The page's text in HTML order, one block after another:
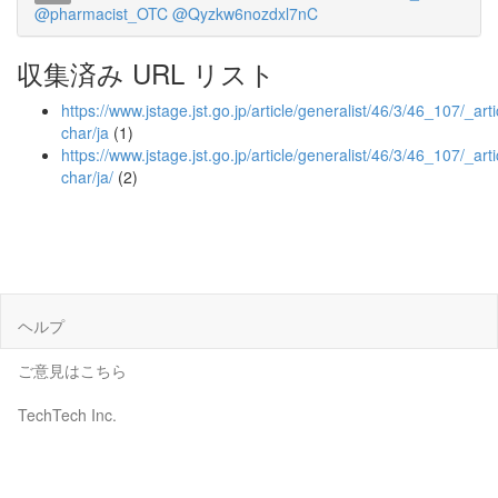
@pharmacist_OTC @Qyzkw6nozdxl7nC
収集済み URL リスト
https://www.jstage.jst.go.jp/article/generalist/46/3/46_107/
char/ja (1)
https://www.jstage.jst.go.jp/article/generalist/46/3/46_107/
char/ja/ (2)
ヘルプ
ご意見はこちら
TechTech Inc.